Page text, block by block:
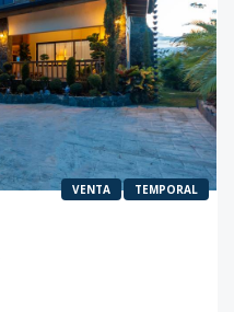
VENTA TEMPORAL